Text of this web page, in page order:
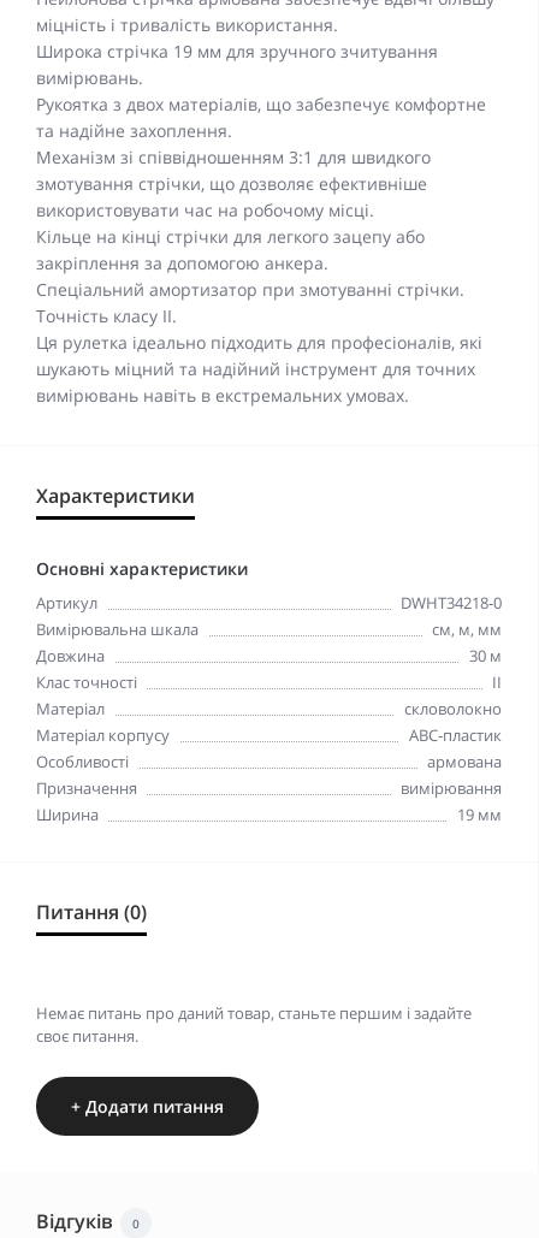
міцність і тривалість використання.
Широка стрічка 19 мм для зручного зчитування
вимірювань.
Рукоятка з двох матеріалів, що забезпечує комфортне
та надійне захоплення.
Механізм зі співвідношенням 3:1 для швидкого
змотування стрічки, що дозволяє ефективніше
використовувати час на робочому місці.
Кільце на кінці стрічки для легкого зацепу або
закріплення за допомогою анкера.
Спеціальний амортизатор при змотуванні стрічки.
Точність класу II.
Ця рулетка ідеально підходить для професіоналів, які
шукають міцний та надійний інструмент для точних
вимірювань навіть в екстремальних умовах.
Характеристики
Основні характеристики
Артикул
DWHT34218-0
Вимірювальна шкала
см, м, мм
Довжина
30 м
Клас точності
II
Матеріал
скловолокно
Матеріал корпусу
АВС-пластик
Особливості
армована
Призначення
вимірювання
Ширина
19 мм
Питання (0)
Немає питань про даний товар, станьте першим і задайте
своє питання.
+ Додати питання
Відгуків 0